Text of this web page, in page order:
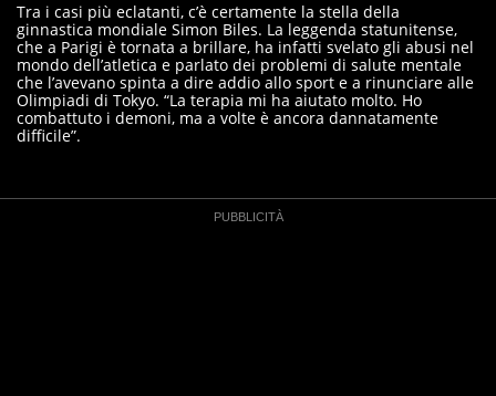
Tra i casi più eclatanti, c’è certamente la stella della
ginnastica mondiale Simon Biles. La leggenda statunitense,
che a Parigi è tornata a brillare, ha infatti svelato gli abusi nel
mondo dell’atletica e parlato dei problemi di salute mentale
che l’avevano spinta a dire addio allo sport e a rinunciare alle
Olimpiadi di Tokyo. “La terapia mi ha aiutato molto. Ho
combattuto i demoni, ma a volte è ancora dannatamente
difficile”.